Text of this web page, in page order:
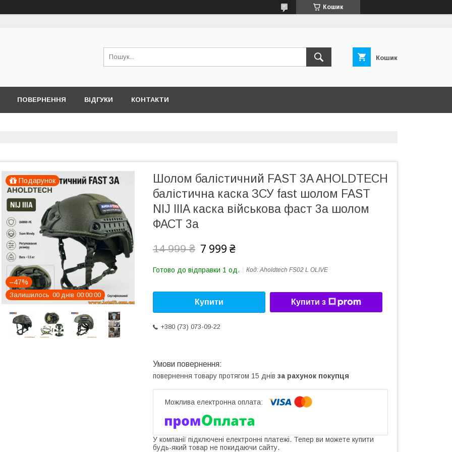
Кошик
Кошик
ПОВЕРНЕННЯ ВІДГУКИ КОНТАКТИ
Подарунок
–47%
Залишилось 00 днів 00 00 00
Шолом балістичний FAST 3A AHOLDTECH
балістична каска ЗСУ fast шолом FAST
NIJ IIIA каска військова фаст 3а шолом
ФАСТ 3а
14 999 ₴ 7 999 ₴
Готово до відправки 1 од. Код:Aholdtech FS02 L OLIVE
Купити Купити з
+380 (73) 073-09-22
повернення товару протягом 15 днів за рахунок покупця
У компанії підключені електронні платежі. Тепер ви можете купити
будь-який товар не покидаючи сайту.